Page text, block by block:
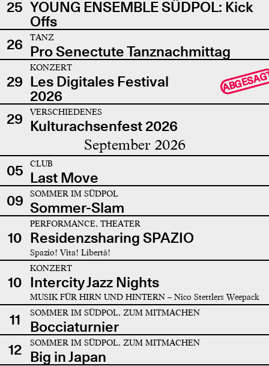
25 YOUNG ENSEMBLE SÜDPOL: Kick
Offs
26
TANZ
Pro Senectute Tanznachmittag
29
KONZERT
Les Digitales Festival
2026
29 VERSCHIEDENES
Kulturachsenfest 2026
September 2026
05 CLUB
Last Move
09
SOMMER IM SÜDPOL
Sommer-Slam
10
PERFORMANCE, THEATER
Residenzsharing SPAZIO
Spazio! Vita! Libertà!
10
KONZERT
Intercity Jazz Nights
MUSIK FÜR HIRN UND HINTERN – Nico Stettlers Weepack
11 SOMMER IM SÜDPOL, ZUM MITMACHEN
Bocciaturnier
12
SOMMER IM SÜDPOL, ZUM MITMACHEN
Big in Japan